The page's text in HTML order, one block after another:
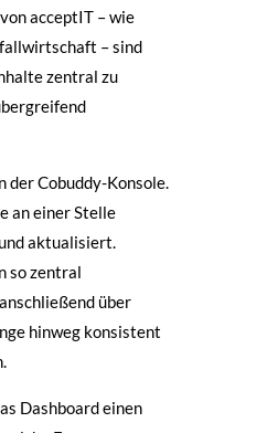
acceptIT – wie
– sind
zentral zu
der Cobuddy-Konsole.
an einer Stelle
aktualisiert.
so zentral
über
hinweg konsistent
Dashboard einen